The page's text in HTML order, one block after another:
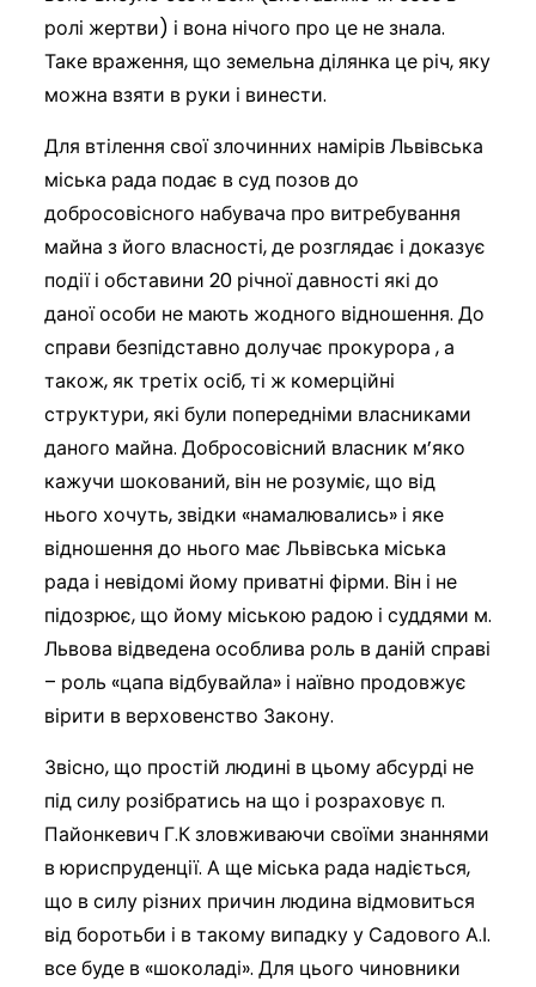
ролі жертви) і вона нічого про це не знала.
Таке враження, що земельна ділянка це річ, яку
можна взяти в руки і винести.
Для втілення свої злочинних намірів Львівська
міська рада подає в суд позов до
добросовісного набувача про витребування
майна з його власності, де розглядає і доказує
події і обставини 20 річної давності які до
даної особи не мають жодного відношення. До
справи безпідставно долучає прокурора , а
також, як третіх осіб, ті ж комерційні
структури, які були попередніми власниками
даного майна. Добросовісний власник м’яко
кажучи шокований, він не розуміє, що від
нього хочуть, звідки «намалювались» і яке
відношення до нього має Львівська міська
рада і невідомі йому приватні фірми. Він і не
підозрює, що йому міською радою і суддями м.
Львова відведена особлива роль в даній справі
– роль «цапа відбувайла» і наївно продовжує
вірити в верховенство Закону.
Звісно, що простій людині в цьому абсурді не
під силу розібратись на що і розраховує п.
Пайонкевич Г.К зловживаючи своїми знаннями
в юриспруденції. А ще міська рада надіється,
що в силу різних причин людина відмовиться
від боротьби і в такому випадку у Садового А.І.
все буде в «шоколаді». Для цього чиновники